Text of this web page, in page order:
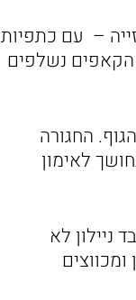
– עם כתפיות
הקאפים נשלפים
החגורה
לאימון
ניילון לא